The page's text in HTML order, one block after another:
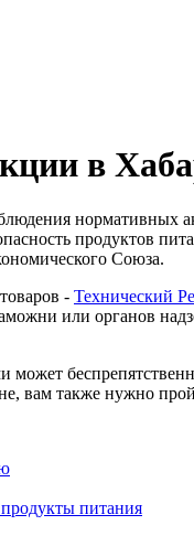
в
нормативных
продуктов
Союза.
- Технический
или органов
вам также нужно
питания